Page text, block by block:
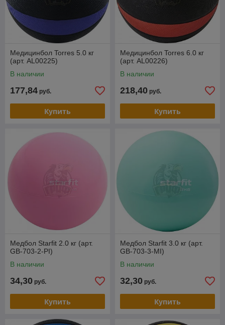
Медицинбол Torres 5.0 кг
(арт. AL00225)
В наличии
177,84 руб.
Купить
Медицинбол Torres 6.0 кг
(арт. AL00226)
В наличии
218,40 руб.
Купить
Медбол Starfit 2.0 кг (арт.
GB-703-2-PI)
В наличии
34,30 руб.
Купить
Медбол Starfit 3.0 кг (арт.
GB-703-3-MI)
В наличии
32,30 руб.
Купить